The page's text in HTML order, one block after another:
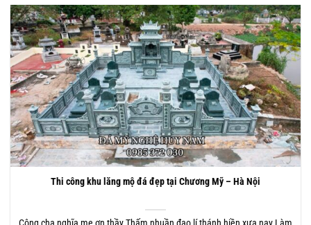
Thi công khu lăng mộ đá đẹp tại Chương Mỹ – Hà Nội